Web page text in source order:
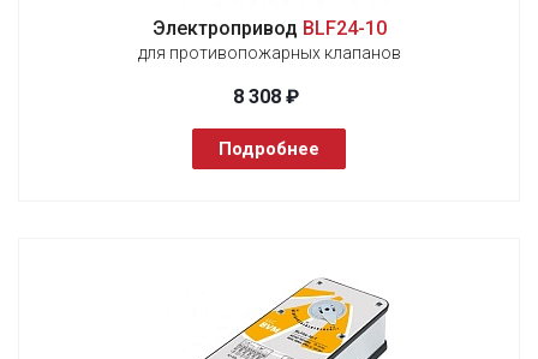
Электропривод BLF24-10
для противопожарных клапанов
8 308 ₽
Подробнее